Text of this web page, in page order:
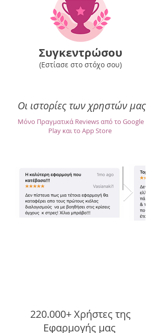
Συγκεντρώσου
(Εστίασε στο στόχο σου)
Οι ιστορίες των χρηστώνμας
Μόνο Πραγματικά Reviews­ από το Google
Play και το App Store
220.000+ Χρήστες της
Εφαρμογής μας